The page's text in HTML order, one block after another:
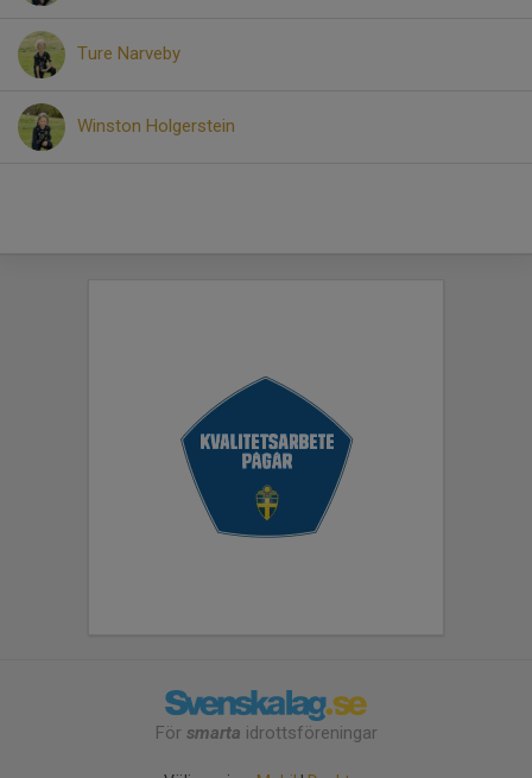
Ture Narveby
Winston Holgerstein
För smarta idrottsföreningar